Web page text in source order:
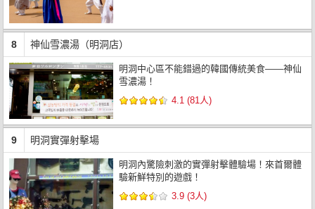
8 神仙雪濃湯（明洞店）
明洞中心區不能錯過的韓國傳統美食——神仙
雪濃湯！
4.1 (81人)
9 明洞實彈射擊場
明洞內驚險刺激的實彈射擊體驗場！來首爾體
驗新鮮特別的遊戲！
3.9 (3人)